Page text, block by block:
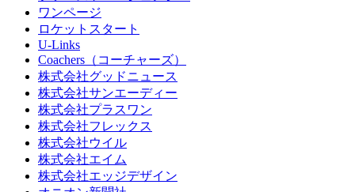
ワンページ
ロケットスタート
U-Links
Coachers（コーチャーズ）
株式会社グッドニュース
株式会社サンエーディー
株式会社プラスワン
株式会社フレックス
株式会社ウイル
株式会社エイム
株式会社エッジデザイン